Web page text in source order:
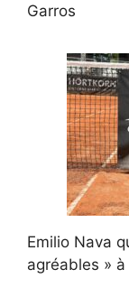
Garros
Emilio Nava
agréables »